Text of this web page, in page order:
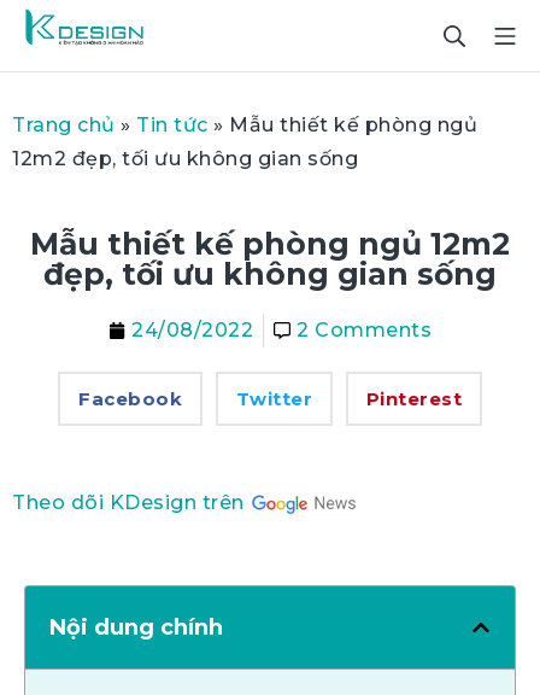
Trang chủ » Tin tức » Mẫu thiết kế phòng ngủ
12m2 đẹp, tối ưu không gian sống
Mẫu thiết kế phòng ngủ 12m2
đẹp, tối ưu không gian sống
24/08/2022 2 Comments
Facebook Twitter Pinterest
Theo dõi KDesign trên
Nội dung chính